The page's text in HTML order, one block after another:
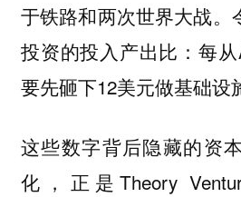
于铁路和两次世界大战。
投资的投入产出比：每
要先砸下12美元做基础设
这些数字背后隐藏的资
化，正是Theory